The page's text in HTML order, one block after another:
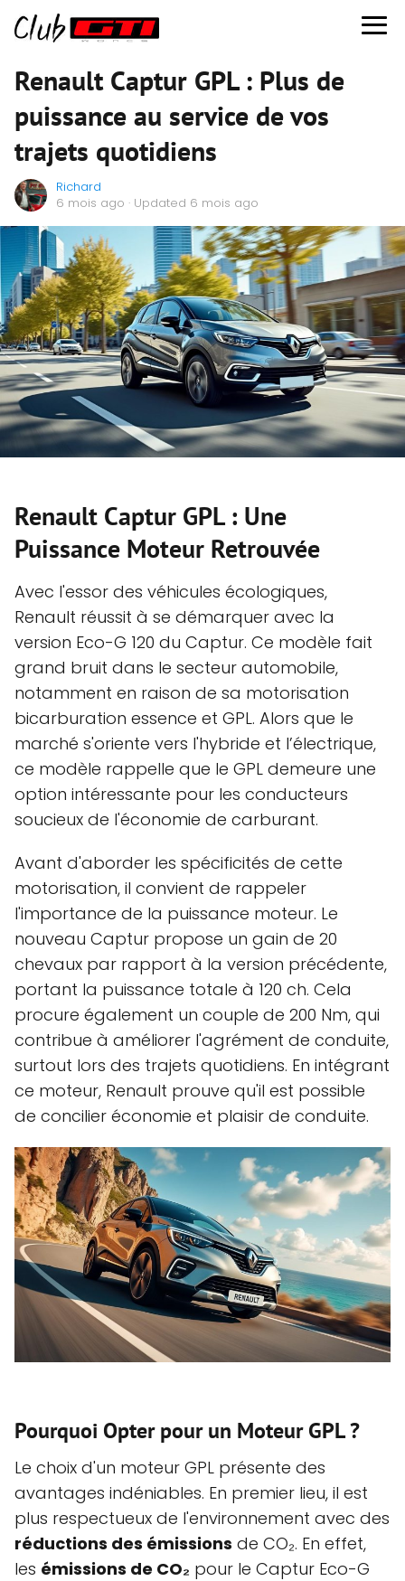
Renault Captur GPL : Plus de
puissance au service de vos
trajets quotidiens
Richard
6 mois ago · Updated 6 mois ago
Renault Captur GPL : Une
Puissance Moteur Retrouvée
Avec l'essor des véhicules écologiques,
Renault réussit à se démarquer avec la
version Eco-G 120 du Captur. Ce modèle fait
grand bruit dans le secteur automobile,
notamment en raison de sa motorisation
bicarburation essence et GPL. Alors que le
marché s'oriente vers l'hybride et l’électrique,
ce modèle rappelle que le GPL demeure une
option intéressante pour les conducteurs
soucieux de l'économie de carburant.
Avant d'aborder les spécificités de cette
motorisation, il convient de rappeler
l'importance de la puissance moteur. Le
nouveau Captur propose un gain de 20
chevaux par rapport à la version précédente,
portant la puissance totale à 120 ch. Cela
procure également un couple de 200 Nm, qui
contribue à améliorer l'agrément de conduite,
surtout lors des trajets quotidiens. En intégrant
ce moteur, Renault prouve qu'il est possible
de concilier économie et plaisir de conduite.
Pourquoi Opter pour un Moteur GPL ?
Le choix d'un moteur GPL présente des
avantages indéniables. En premier lieu, il est
plus respectueux de l'environnement avec des
réductions des émissions de CO₂. En effet,
les émissions de CO₂ pour le Captur Eco-G